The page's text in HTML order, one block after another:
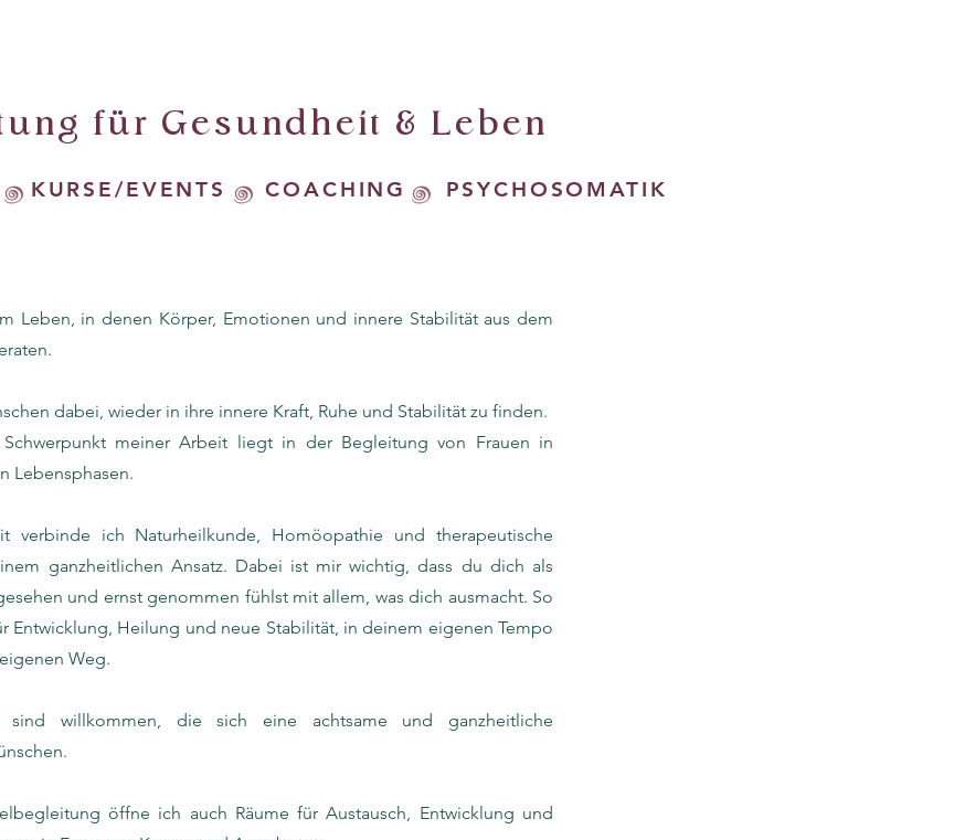
für Gesundheit & Leben
KURSE/EVENTS COACHING PSYCHOSOMATIK
Leben, in denen Körper, Emotionen und innere Stabilität aus dem
dabei, wieder in ihre innere Kraft, Ruhe und Stabilität zu finden.
Schwerpunkt meiner Arbeit liegt in der Begleitung von Frauen in
Lebensphasen.
verbinde ich Naturheilkunde, Homöopathie und therapeutische
ganzheitlichen Ansatz. Dabei ist mir wichtig, dass du dich als
und ernst genommen fühlst mit allem, was dich ausmacht. So
Entwicklung, Heilung und neue Stabilität, in deinem eigenen Tempo
Weg.
sind willkommen, die sich eine achtsame und ganzheitliche
öffne ich auch Räume für Austausch, Entwicklung und